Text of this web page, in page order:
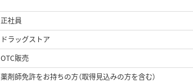
正社員
ドラッグストア
OTC販売
薬剤師免許をお持ちの方（取得見込みの方を含む）